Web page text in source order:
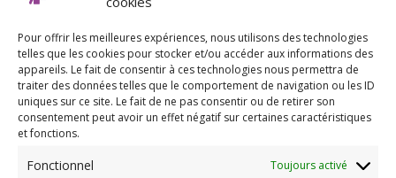
Pour offrir les meilleures expériences, nous utilisons des technologies
telles que les cookies pour stocker et/ou accéder aux informations des
appareils. Le fait de consentir à ces technologies nous permettra de
traiter des données telles que le comportement de navigation ou les ID
uniques sur ce site. Le fait de ne pas consentir ou de retirer son
consentement peut avoir un effet négatif sur certaines caractéristiques
et fonctions.
Fonctionnel Toujours activé
Le filet, lui, n’a même pas bronché. Preuve que même
les accessoires du court étaient trop sonnés pour
réagir.
Six guerriers du padel donc, raquettes en main et
sourires aux lèvres… ou presque.
Alignés comme des sardines en boîte, mais avec
moins de cohésion et plus de sueur, nous voilà